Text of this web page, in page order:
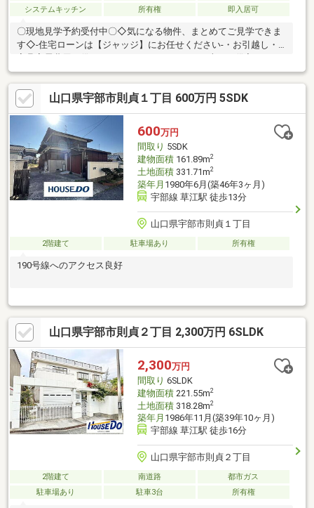
システムキッチン
所有権 即入居可
〇現地見学予約受付中〇◇気になる物件、まとめてご見学できま
す◇-住宅ローンは【ジャッジ】にお任せください-・お引越し・
っても大丈夫！・おまとめローンも可能♪・勤続年数が1年未満で
もＯＫ！・信用情報に不安があっても大丈夫！ローンに詳しい営
業スタッフがご対応いたします！！※住宅ローンの相談だけでも
大歓迎です♪※少しでも不安のある方、他社で断られた方も是非ご
相談ください♪※ジャッジはお客様と共に解決します！～お問合せ
～【ジャッジ株式会社】山口宇部店０８３６－３９―６０９０ど
んな事でもお気軽にご連絡ください♪
山口県宇部市則貞１丁目 600万円 5SDK
600万円
間取り 5SDK
建物面積161.89m2
土地面積331.71m2
築年月 1980年6月(築46年3ヶ月)
宇部線 草江駅 徒歩13分
山口県宇部市則貞１丁目
2階建て 駐車場あり 所有権
190号線へのアクセス良好
山口県宇部市則貞２丁目 2,300万円 6SLDK
2,300万円
間取り 6SLDK
建物面積221.55m2
土地面積318.28m2
築年月 1986年11月(築39年10ヶ月)
宇部線 草江駅 徒歩16分
山口県宇部市則貞２丁目
2階建て 南道路
都市ガス
駐車場あり
駐車3台 所有権